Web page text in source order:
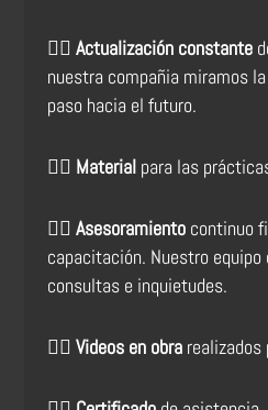
👉🏻 Actualización constante
nuestra compañia miramos
paso hacia el futuro.
👉🏻 Materialpara las
👉🏻 Asesoramientocontinuo
capacitación. Nuestro
consultas e inquietudes.
👉🏻 Videos en obrarealizados